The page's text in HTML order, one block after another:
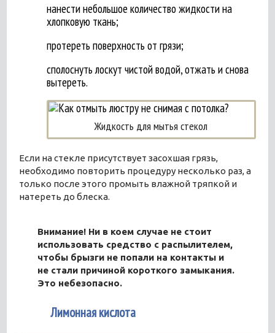
нанести небольшое количество жидкости на
хлопковую ткань;
протереть поверхность от грязи;
сполоснуть лоскут чистой водой, отжать и снова
вытереть.
Жидкость для мытья стекол
Если на стекле присутствует засохшая грязь,
необходимо повторить процедуру несколько раз, а
только после этого промыть влажной тряпкой и
натереть до блеска.
Внимание! Ни в коем случае не стоит
использовать средство с распылителем,
чтобы брызги не попали на контакты и
не стали причиной короткого замыкания.
Это небезопасно.
Лимонная кислота